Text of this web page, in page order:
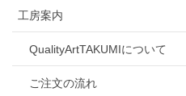
工房案内
QualityArtTAKUMIについて
ご注文の流れ